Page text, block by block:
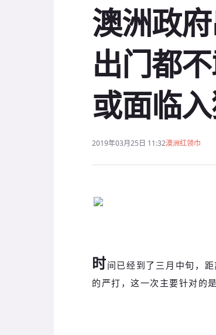
澳洲政
出门都
或面临入
2019年03月25日 11:32澳洲红领巾
时间已经到了三月中旬，
的严打，这一次主要针对的